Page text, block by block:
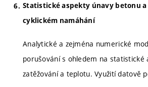
Statistické aspekty únavy betonu
cyklickém namáhání
Analytické a zejména numerické
porušování s ohledem na statistické
zatěžování a teplotu. Využití datově